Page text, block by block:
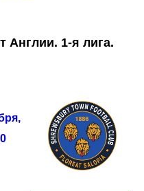
►
Англии. 1-я лига.
,